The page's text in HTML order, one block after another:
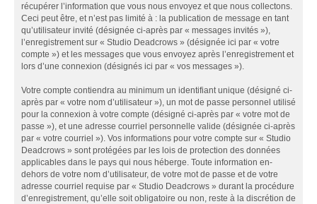
récupérer l’information que vous nous envoyez et que nous collectons.
Ceci peut être, et n’est pas limité à : la publication de message en tant
qu’utilisateur invité (désignée ci-après par « messages invités »),
l’enregistrement sur « Studio Deadcrows » (désignée ici par « votre
compte ») et les messages que vous envoyez après l’enregistrement et
lors d’une connexion (désignés ici par « vos messages »).
Votre compte contiendra au minimum un identifiant unique (désigné ci-
après par « votre nom d’utilisateur »), un mot de passe personnel utilisé
pour la connexion à votre compte (désigné ci-après par « votre mot de
passe »), et une adresse courriel personnelle valide (désignée ci-après
par « votre courriel »). Vos informations pour votre compte sur « Studio
Deadcrows » sont protégées par les lois de protection des données
applicables dans le pays qui nous héberge. Toute information en-
dehors de votre nom d’utilisateur, de votre mot de passe et de votre
adresse courriel requise par « Studio Deadcrows » durant la procédure
d’enregistrement, qu’elle soit obligatoire ou non, reste à la discrétion de